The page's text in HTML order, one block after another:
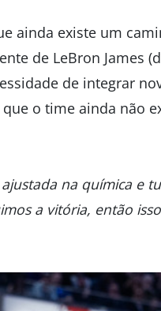
ainda existe um
de LeBron James
de integrar
o time ainda não
na química e
a vitória, então